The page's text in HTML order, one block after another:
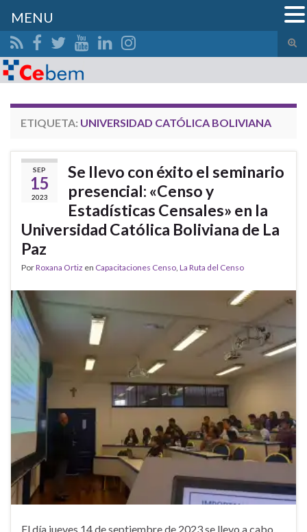
el
Search for:
ETIQUETA: UNIVERSIDAD CATÓLICA BOLIVIANA
SEP
15
2023
Se llevo con éxito el seminario
presencial: «Censo y
Estadísticas Censales» en la
Universidad Católica Boliviana de La
Paz
PorRoxana Ortiz en Capacitaciones Censo, La Ruta del Censo
El día jueves 14 de septiembre de 2023 se llevo a cabo
MENU